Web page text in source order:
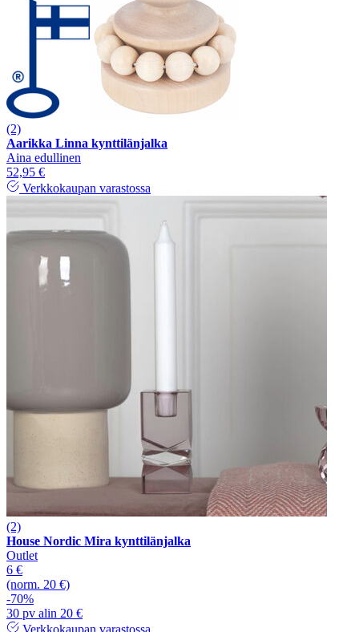
(2)
Aarikka Linna kynttilänjalka
Aina edullinen
52,95 €
Verkkokaupan varastossa
(2)
House Nordic Mira kynttilänjalka
Outlet
6 €
(norm. 20 €)
-70%
30 pv alin 20 €
Verkkokaupan varastossa